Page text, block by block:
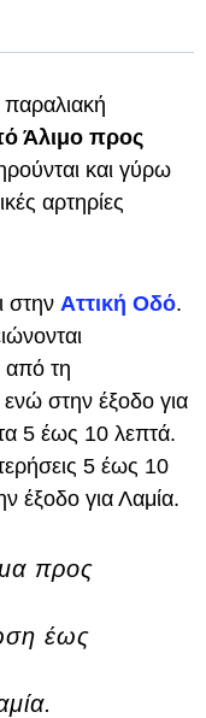
παραλιακή
Άλιμο προς
και γύρω
αρτηρίες
στην Αττική Οδό.
από τη
στην έξοδο για
5 έως 10 λεπτά.
5 έως 10
έξοδο για Λαμία.
προς
έως